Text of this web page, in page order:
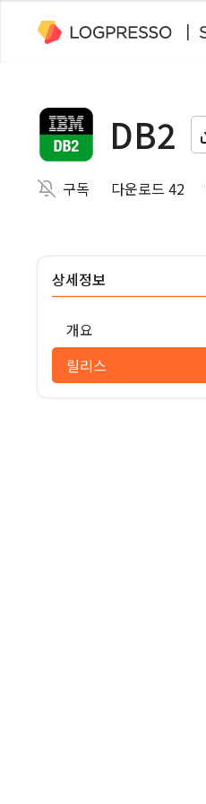
DB2
구독 다운로드 42
상세정보
개요
릴리스